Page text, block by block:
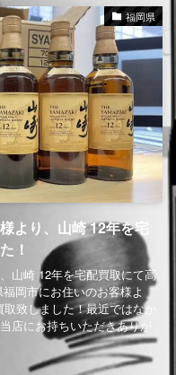
福岡県
より、山崎 12年を宅
！
山崎 12年を宅配買取にて高
岡市にお住いのお客様よ
致しました！最近ではなか
店にお持ちいただきありが